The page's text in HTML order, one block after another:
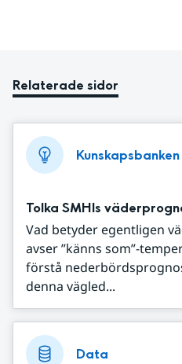
Relaterade sidor
Kunskapsbanken
Tolka SMHIs
Vad betyder egentligen
avser ”känns som”-
förstå
denna vägled...
Data